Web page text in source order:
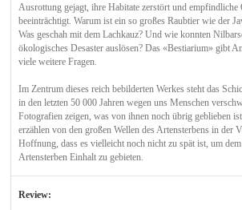
Ausrottung gejagt, ihre Habitate zerstört und empfindliche
beeinträchtigt. Warum ist ein so großes Raubtier wie der
Was geschah mit dem Lachkauz? Und wie konnten
ökologisches Desaster auslösen? Das «Bestiarium» gibt
viele weitere Fragen.
Im Zentrum dieses reich bebilderten Werkes steht das
in den letzten 50 000 Jahren wegen uns Menschen
Fotografien zeigen, was von ihnen noch übrig geblieben
erzählen von den großen Wellen des Artensterbens in der
Hoffnung, dass es vielleicht noch nicht zu spät ist, um dem
Artensterben Einhalt zu gebieten.
Review: